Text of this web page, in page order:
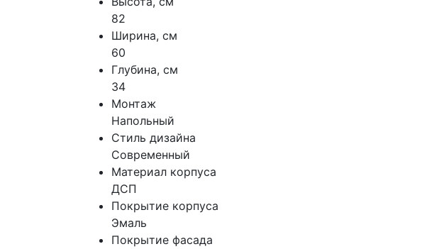
82
Ширина, см
60
Глубина, см
34
Монтаж
Напольный
Стиль дизайна
Современный
Материал корпуса
ДСП
Покрытие корпуса
Эмаль
Покрытие фасада